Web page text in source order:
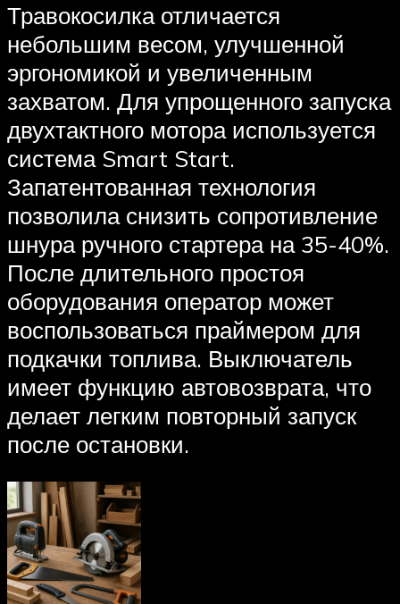
Травокосилка отличается
небольшим весом, улучшенной
эргономикой и увеличенным
захватом. Для упрощенного запуска
двухтактного мотора используется
система Smart Start.
Запатентованная технология
позволила снизить сопротивление
шнура ручного стартера на 35-40%.
После длительного простоя
оборудования оператор может
воспользоваться праймером для
подкачки топлива. Выключатель
имеет функцию автовозврата, что
делает легким повторный запуск
после остановки.